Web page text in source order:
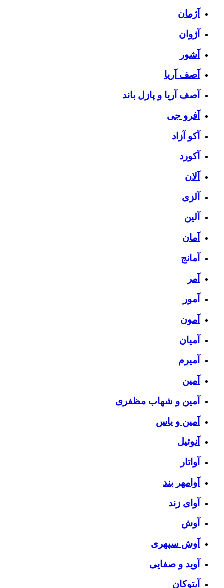
آژمان
آژوان
آشور
آصف آریا
آصف آریا و پازل باند
آفرو جی
آکو آزاد
آکورد
آلان
آلزی
آلین
آمان
آمانج
آمر
آمور
آمون
آمیان
آمیرم
آمین
آمین و شهاب مظفری
آمین و یاس
آنوئیل
آواتار
آوامهر بند
آوای زند
آوش
آوش سپهری
آوید و صفایی
آیتوکان